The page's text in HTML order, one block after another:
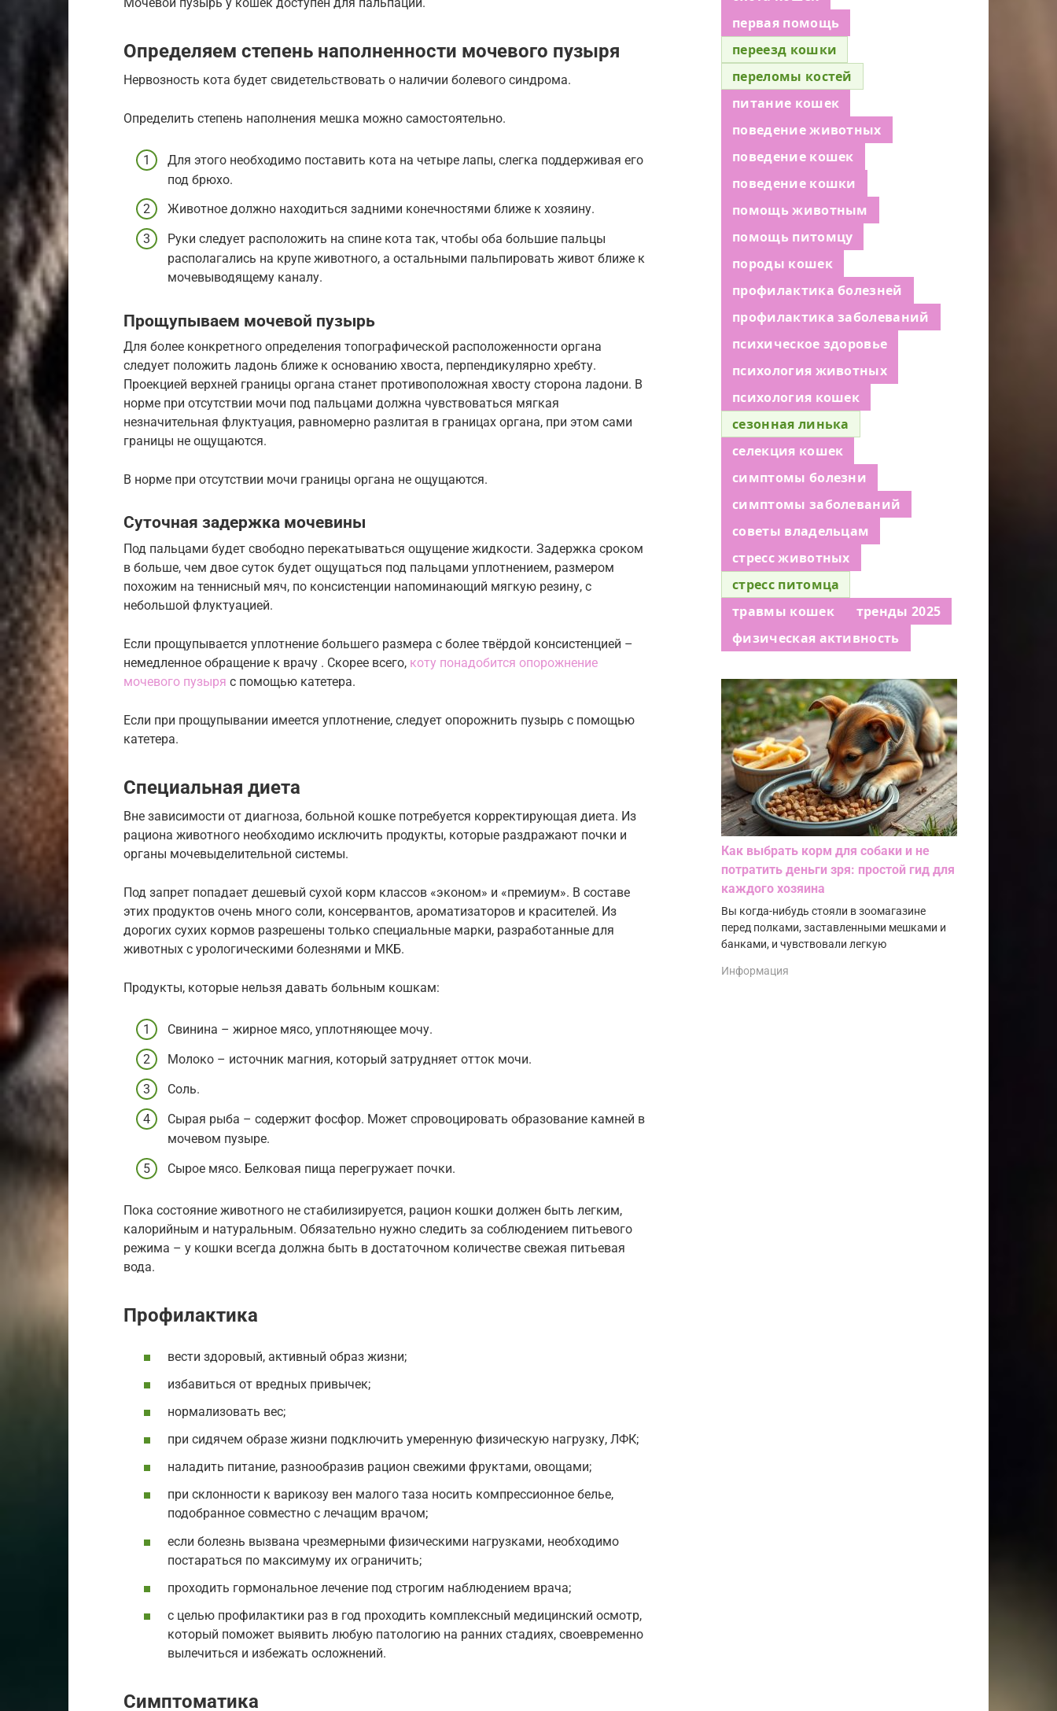
Определяем степень наполненности мочевого пузыря
Нервозность кота будет свидетельствовать о наличии болевого синдрома.
Определить степень наполнения мешка можно самостоятельно.
Для этого необходимо поставить кота на четыре лапы, слегка поддерживая его
под брюхо.
Животное должно находиться задними конечностями ближе к хозяину.
Руки следует расположить на спине кота так, чтобы оба большие пальцы
располагались на крупе животного, а остальными пальпировать живот ближе к
мочевыводящему каналу.
Прощупываем мочевой пузырь
Для более конкретного определения топографической расположенности органа
следует положить ладонь ближе к основанию хвоста, перпендикулярно хребту.
Проекцией верхней границы органа станет противоположная хвосту сторона ладони. В
норме при отсутствии мочи под пальцами должна чувствоваться мягкая
незначительная флуктуация, равномерно разлитая в границах органа, при этом сами
границы не ощущаются.
В норме при отсутствии мочи границы органа не ощущаются.
Суточная задержка мочевины
Под пальцами будет свободно перекатываться ощущение жидкости. Задержка сроком
в больше, чем двое суток будет ощущаться под пальцами уплотнением, размером
похожим на теннисный мяч, по консистенции напоминающий мягкую резину, с
небольшой флуктуацией.
Если прощупывается уплотнение большего размера с более твёрдой консистенцией –
немедленное обращение к врачу . Скорее всего, коту понадобится опорожнение
мочевого пузыря с помощью катетера.
Если при прощупывании имеется уплотнение, следует опорожнить пузырь с помощью
катетера.
Специальная диета
Вне зависимости от диагноза, больной кошке потребуется корректирующая диета. Из
рациона животного необходимо исключить продукты, которые раздражают почки и
органы мочевыделительной системы.
Под запрет попадает дешевый сухой корм классов «эконом» и «премиум». В составе
этих продуктов очень много соли, консервантов, ароматизаторов и красителей. Из
дорогих сухих кормов разрешены только специальные марки, разработанные для
животных с урологическими болезнями и МКБ.
Продукты, которые нельзя давать больным кошкам:
Свинина – жирное мясо, уплотняющее мочу.
Молоко – источник магния, который затрудняет отток мочи.
Соль.
Сырая рыба – содержит фосфор. Может спровоцировать образование камней в
мочевом пузыре.
Сырое мясо. Белковая пища перегружает почки.
Пока состояние животного не стабилизируется, рацион кошки должен быть легким,
калорийным и натуральным. Обязательно нужно следить за соблюдением питьевого
режима – у кошки всегда должна быть в достаточном количестве свежая питьевая
вода.
Профилактика
вести здоровый, активный образ жизни;
избавиться от вредных привычек;
нормализовать вес;
при сидячем образе жизни подключить умеренную физическую нагрузку, ЛФК;
наладить питание, разнообразив рацион свежими фруктами, овощами;
при склонности к варикозу вен малого таза носить компрессионное белье,
подобранное совместно с лечащим врачом;
если болезнь вызвана чрезмерными физическими нагрузками, необходимо
постараться по максимуму их ограничить;
проходить гормональное лечение под строгим наблюдением врача;
с целью профилактики раз в год проходить комплексный медицинский осмотр,
который поможет выявить любую патологию на ранних стадиях, своевременно
вылечиться и избежать осложнений.
Симптоматика
первая помощь
переезд кошки
переломы костей
питание кошек
поведение животных
поведение кошек
поведение кошки
помощь животным
помощь питомцу
породы кошек
профилактика болезней
профилактика заболеваний
психическое здоровье
психология животных
психология кошек
сезонная линька
селекция кошек
симптомы болезни
симптомы заболеваний
советы владельцам
стресс животных
стресс питомца
травмы кошек
тренды 2025
физическая активность
Как выбрать корм для собаки и не
потратить деньги зря: простой гид для
каждого хозяина
Вы когда-нибудь стояли в зоомагазине
перед полками, заставленными мешками и
банками, и чувствовали легкую
Информация